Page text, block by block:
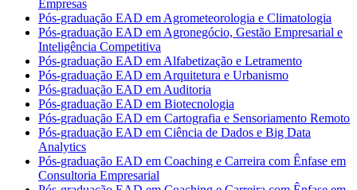
Empresas
Pós-graduação EAD em Agrometeorologia e Climatologia
Pós-graduação EAD em Agronegócio, Gestão Empresarial e
Inteligência Competitiva
Pós-graduação EAD em Alfabetização e Letramento
Pós-graduação EAD em Arquitetura e Urbanismo
Pós-graduação EAD em Auditoria
Pós-graduação EAD em Biotecnologia
Pós-graduação EAD em Cartografia e Sensoriamento Remoto
Pós-graduação EAD em Ciência de Dados e Big Data
Analytics
Pós-graduação EAD em Coaching e Carreira com Ênfase em
Consultoria Empresarial